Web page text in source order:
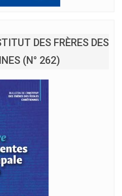
DES FRÈRES DES
(N° 262)